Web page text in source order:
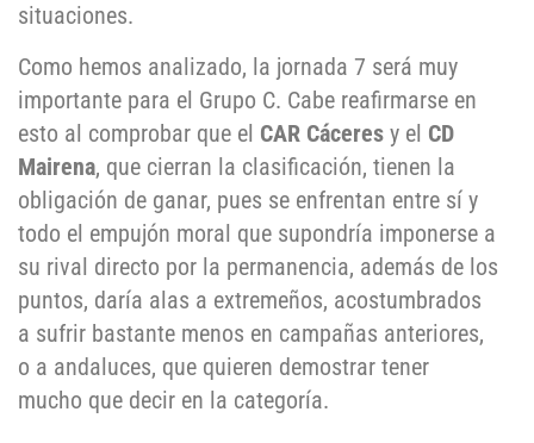
situaciones.
Como hemos analizado, la jornada 7 será muy
importante para el Grupo C. Cabe reafirmarse en
esto al comprobar que el CAR Cáceres y el CD
Mairena, que cierran la clasificación, tienen la
obligación de ganar, pues se enfrentan entre sí y
todo el empujón moral que supondría imponerse a
su rival directo por la permanencia, además de los
puntos, daría alas a extremeños, acostumbrados
a sufrir bastante menos en campañas anteriores,
o a andaluces, que quieren demostrar tener
mucho que decir en la categoría.